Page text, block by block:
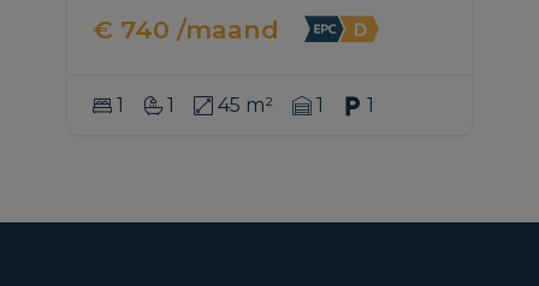
€ 740 /maand
1 1 45 m² 1 1